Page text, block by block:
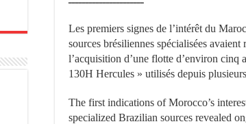
Les premiers signes de l’intérêt du
sources brésiliennes spécialisées
l’acquisition d’une flotte d’environ cinq
130H Hercules » utilisés depuis
The first indications of Morocco’s
specialized Brazilian sources revealed